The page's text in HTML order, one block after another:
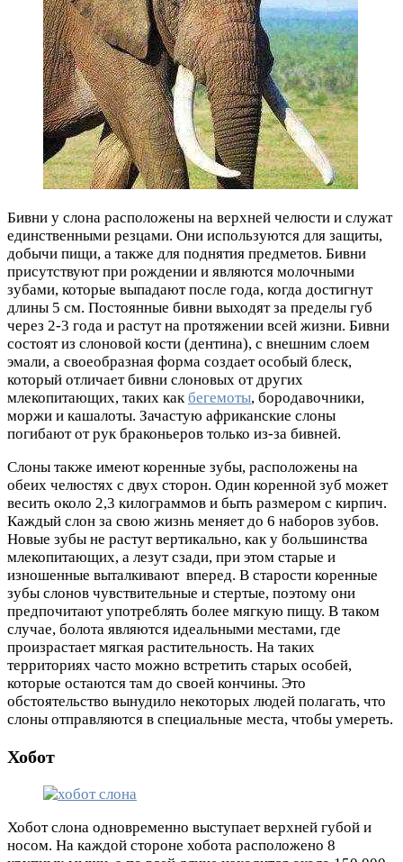
Бивни у слона расположены на верхней челюсти и служат
единственными резцами. Они используются для защиты,
добычи пищи, а также для поднятия предметов. Бивни
присутствуют при рождении и являются молочными
зубами, которые выпадают после года, когда достигнут
длины 5 см. Постоянные бивни выходят за пределы губ
через 2-3 года и растут на протяжении всей жизни. Бивни
состоят из слоновой кости (дентина), с внешним слоем
эмали, а своеобразная форма создает особый блеск,
который отличает бивни слоновых от других
млекопитающих, таких какбегемоты, бородавочники,
моржи и кашалоты. Зачастую африканские слоны
погибают от рук браконьеров только из-за бивней.
Слоны также имеют коренные зубы, расположены на
обеих челюстях с двух сторон. Один коренной зуб может
весить около 2,3 килограммов и быть размером с кирпич.
Каждый слон за свою жизнь меняет до 6 наборов зубов.
Новые зубы не растут вертикально, как у большинства
млекопитающих, а лезут сзади, при этом старые и
изношенные выталкивают вперед. В старости коренные
зубы слонов чувствительные и стертые, поэтому они
предпочитают употреблять более мягкую пищу. В таком
случае, болота являются идеальными местами, где
произрастает мягкая растительность. На таких
территориях часто можно встретить старых особей,
которые остаются там до своей кончины. Это
обстоятельство вынудило некоторых людей полагать, что
слоны отправляются в специальные места, чтобы умереть.
Хобот
Хобот слона одновременно выступает верхней губой и
носом. На каждой стороне хобота расположено 8